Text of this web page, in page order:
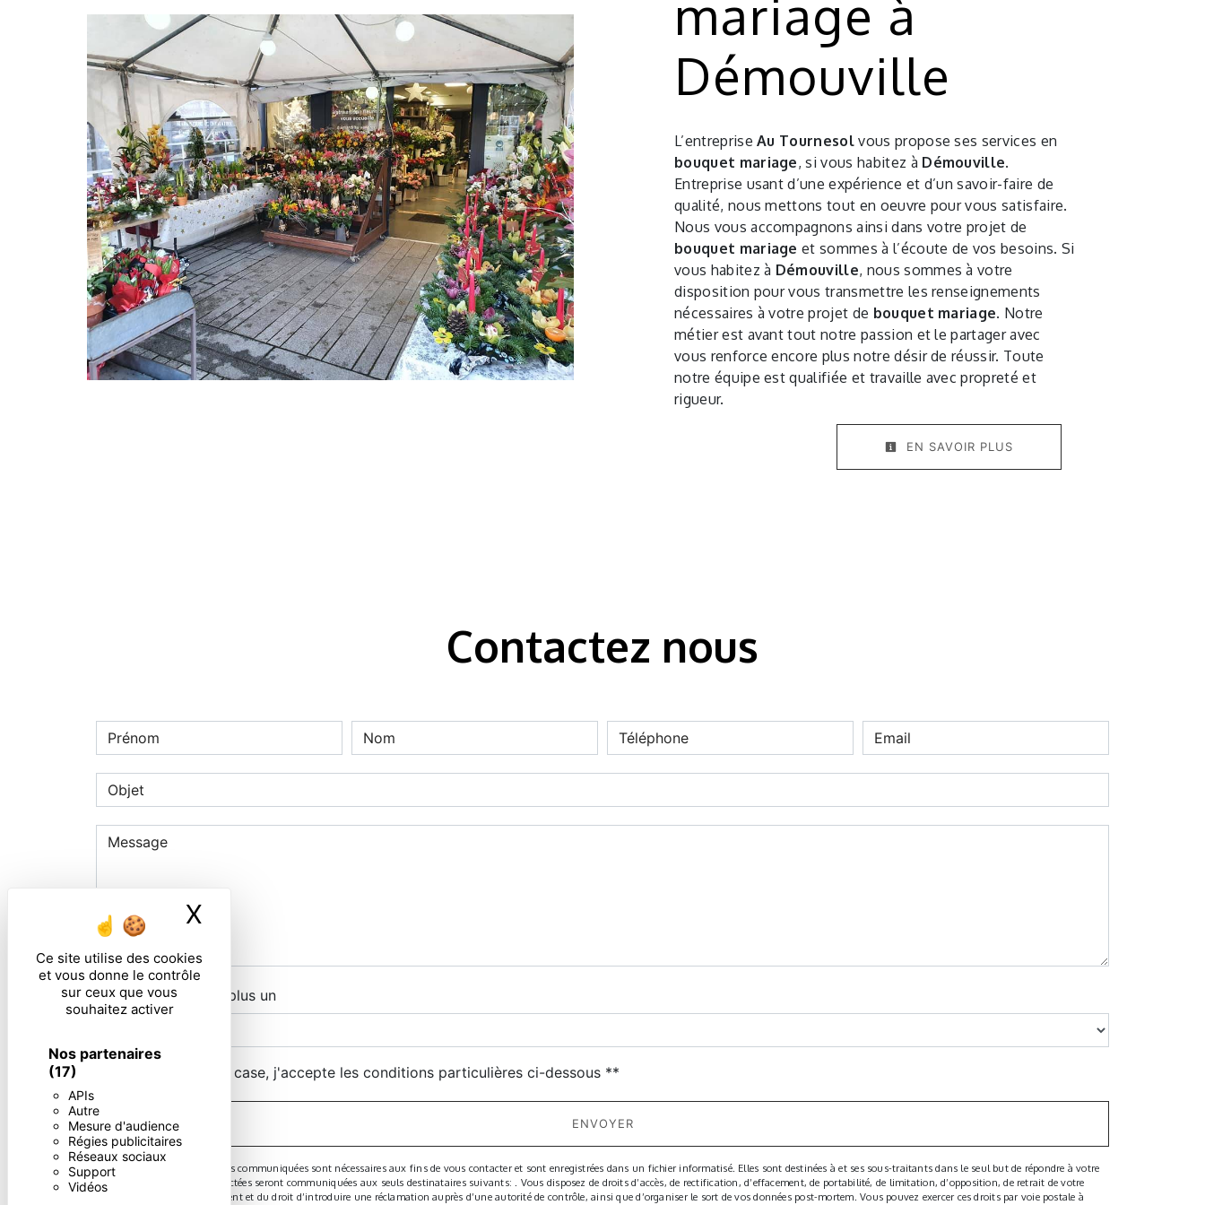
Ce site utilise des cookies
et vous donne le contrôle
sur ceux que vous
souhaitez activer
Nos partenaires
(17)
APIs
Autre
Mesure d'audience
Régies publicitaires
Réseaux sociaux
Support
Vidéos
X
mariage à
Démouville
L’entrepriseAu Tournesol vous propose ses services en
bouquet mariage, si vous habitez à Démouville.
Entreprise usant d’une expérience et d’un savoir-faire de
qualité, nous mettons tout en oeuvre pour vous satisfaire.
Nous vous accompagnons ainsi dans votre projet de
bouquet mariage et sommes à l’écoute de vos besoins. Si
vous habitez à Démouville, nous sommes à votre
disposition pour vous transmettre les renseignements
nécessaires à votre projet de bouquet mariage. Notre
métier est avant tout notre passion et le partager avec
vous renforce encore plus notre désir de réussir. Toute
notre équipe est qualifiée et travaille avec propreté et
rigueur.
EN SAVOIR PLUS
Contactez nous
Combien font sept plus un
En cochant cette case, j'accepte les conditions particulières ci-dessous **
ENVOYER
** Les données personnelles communiquées sont nécessaires aux fins de vous contacter et sont enregistrées dans un fichier informatisé. Elles sont destinées à et ses sous-traitants dans le seul but de répondre à votre
message. Les données collectées seront communiquées aux seuls destinataires suivants: . Vous disposez de droits d’accès, de rectification, d’effacement, de portabilité, de limitation, d’opposition, de retrait de votre
consentement à tout moment et du droit d’introduire une réclamation auprès d’une autorité de contrôle, ainsi que d’organiser le sort de vos données post-mortem. Vous pouvez exercer ces droits par voie postale à